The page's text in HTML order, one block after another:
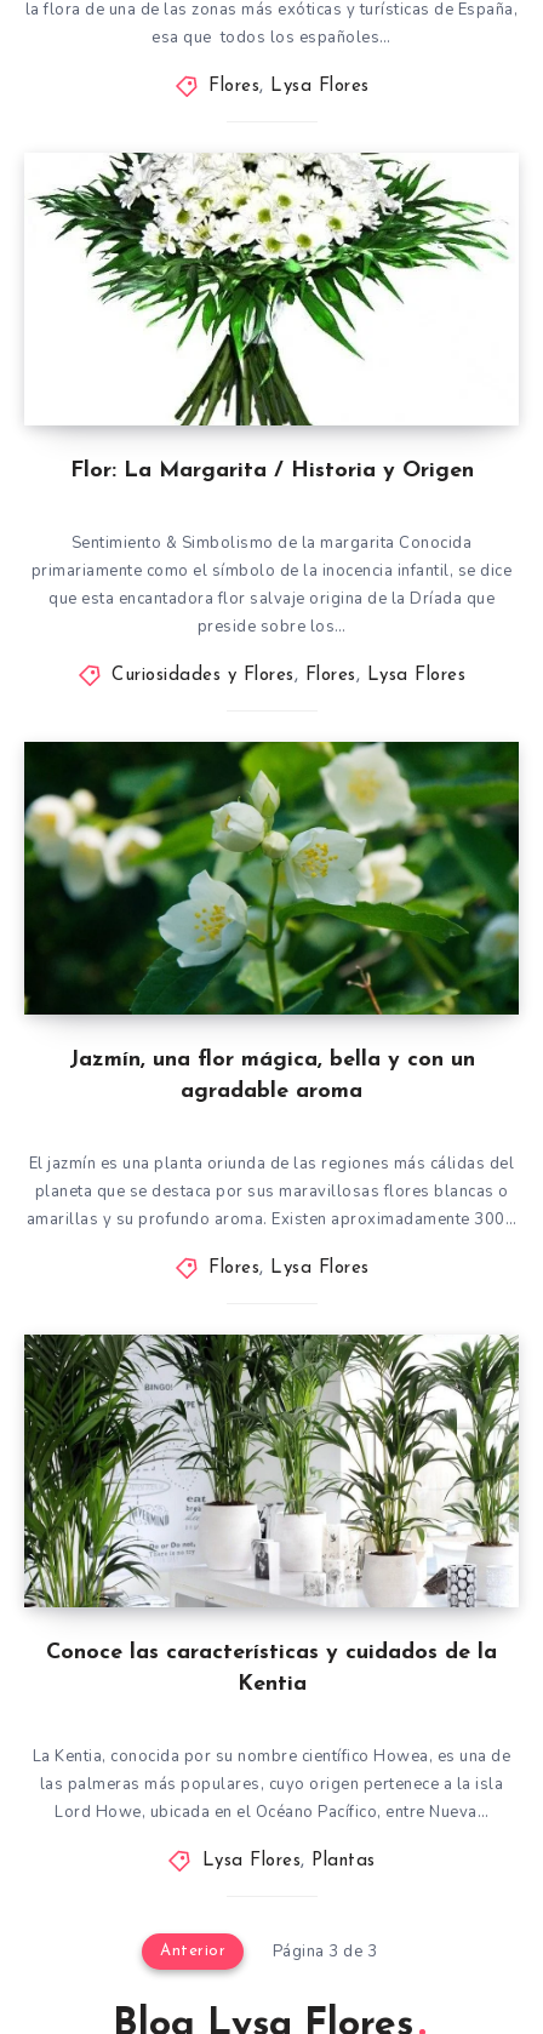
la flora de una de las zonas más exóticas y turísticas de España,
esa que todos los españoles…
Flores, Lysa Flores
Flor: La Margarita / Historia y Origen
Sentimiento & Simbolismo de la margarita Conocida
primariamente como el símbolo de la inocencia infantil, se dice
que esta encantadora flor salvaje origina de la Dríada que
preside sobre los…
Curiosidades y Flores, Flores, Lysa Flores
Jazmín, una flor mágica, bella y con un
agradable aroma
El jazmín es una planta oriunda de las regiones más cálidas del
planeta que se destaca por sus maravillosas flores blancas o
amarillas y su profundo aroma. Existen aproximadamente 300…
Flores, Lysa Flores
Conoce las características y cuidados de la
Kentia
La Kentia, conocida por su nombre científico Howea, es una de
las palmeras más populares, cuyo origen pertenece a la isla
Lord Howe, ubicada en el Océano Pacífico, entre Nueva…
Lysa Flores, Plantas
Anterior Página 3 de 3
Blog Lysa Flores